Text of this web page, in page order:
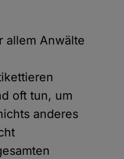
allem Anwälte
oft tun, um
anderes